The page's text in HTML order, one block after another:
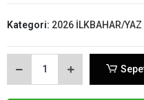
Kategori: 2026 İLKBAHAR/YAZ